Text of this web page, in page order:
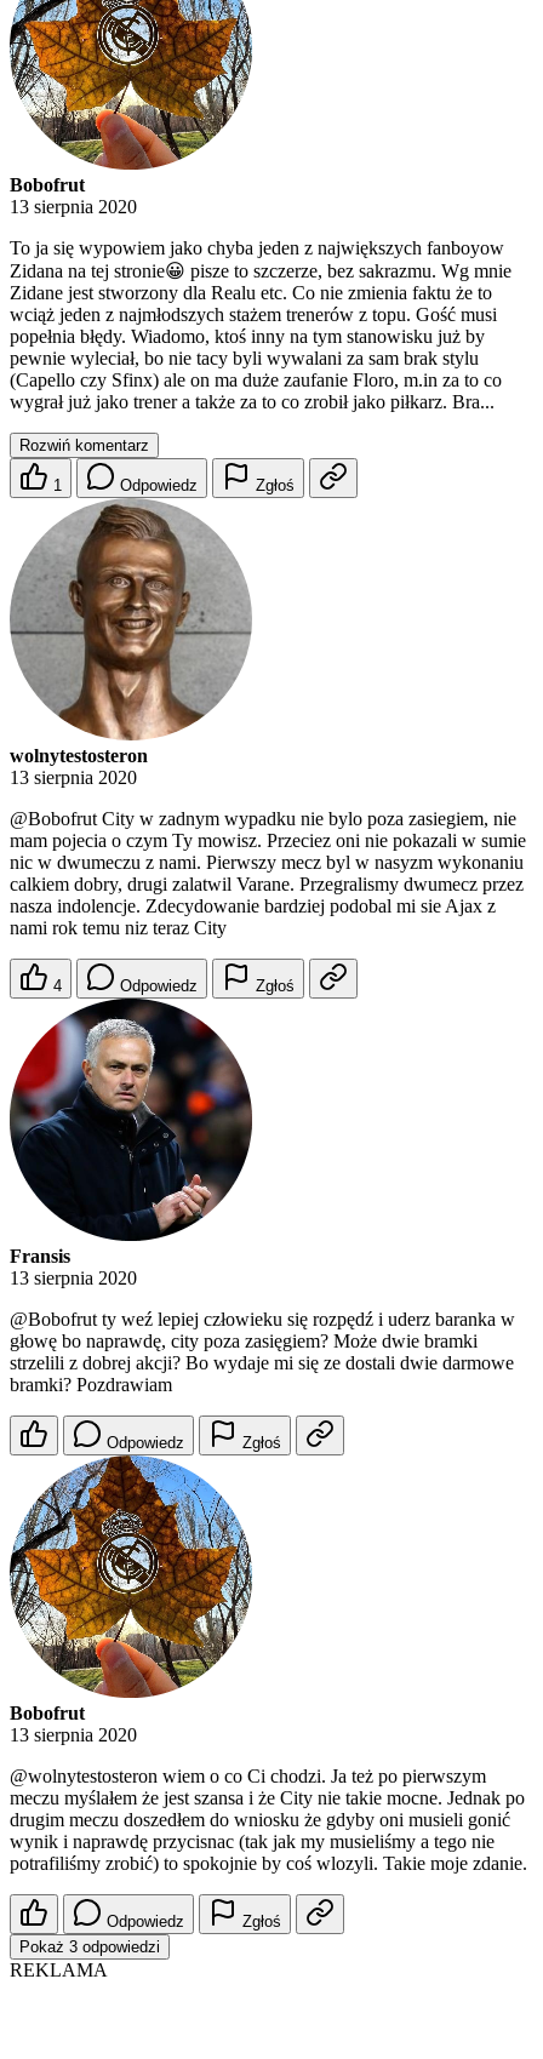
Bobofrut
13 sierpnia 2020
To ja się wypowiem jako chyba jeden z największych fanboyow
Zidana na tej stronie😀 pisze to szczerze, bez sakrazmu. Wg mnie
Zidane jest stworzony dla Realu etc. Co nie zmienia faktu że to
wciąż jeden z najmłodszych stażem trenerów z topu. Gość musi
popełnia błędy. Wiadomo, ktoś inny na tym stanowisku już by
pewnie wyleciał, bo nie tacy byli wywalani za sam brak stylu
(Capello czy Sfinx) ale on ma duże zaufanie Floro, m.in za to co
wygrał już jako trener a także za to co zrobił jako piłkarz. Bra...
Rozwiń komentarz
1 Odpowiedz Zgłoś
wolnytestosteron
13 sierpnia 2020
@Bobofrut City w zadnym wypadku nie bylo poza zasiegiem, nie
mam pojecia o czym Ty mowisz. Przeciez oni nie pokazali w sumie
nic w dwumeczu z nami. Pierwszy mecz byl w nasyzm wykonaniu
calkiem dobry, drugi zalatwil Varane. Przegralismy dwumecz przez
nasza indolencje. Zdecydowanie bardziej podobal mi sie Ajax z
nami rok temu niz teraz City
4 Odpowiedz Zgłoś
Fransis
13 sierpnia 2020
@Bobofrut ty weź lepiej człowieku się rozpędź i uderz baranka w
głowę bo naprawdę, city poza zasięgiem? Może dwie bramki
strzelili z dobrej akcji? Bo wydaje mi się ze dostali dwie darmowe
bramki? Pozdrawiam
Odpowiedz Zgłoś
Bobofrut
13 sierpnia 2020
@wolnytestosteron wiem o co Ci chodzi. Ja też po pierwszym
meczu myślałem że jest szansa i że City nie takie mocne. Jednak po
drugim meczu doszedłem do wniosku że gdyby oni musieli gonić
wynik i naprawdę przycisnac (tak jak my musieliśmy a tego nie
potrafiliśmy zrobić) to spokojnie by coś wlozyli. Takie moje zdanie.
Odpowiedz
Zgłoś
Pokaż 3 odpowiedzi
REKLAMA